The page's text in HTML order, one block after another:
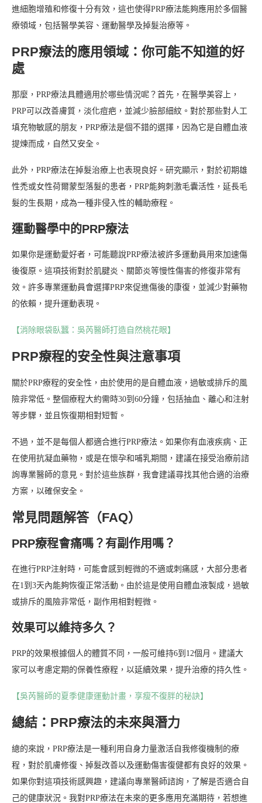
進細胞增殖和修復十分有效，這也使得PRP療法能夠應用於多個醫
療領域，包括醫學美容、運動醫學及掉髮治療等。
PRP療法的應用領域：你可能不知道的好
處
那麼，PRP療法具體適用於哪些情況呢？首先，在醫學美容上，
PRP可以改善膚質，淡化痘疤，並減少臉部細紋。對於那些對人工
填充物敏感的朋友，PRP療法是個不錯的選擇，因為它是自體血液
提煉而成，自然又安全。
此外，PRP療法在掉髮治療上也表現良好。研究顯示，對於初期雄
性禿或女性荷爾蒙型落髮的患者，PRP能夠刺激毛囊活性，延長毛
髮的生長期，成為一種非侵入性的輔助療程。
運動醫學中的PRP療法
如果你是運動愛好者，可能聽說PRP療法被許多運動員用來加速傷
後復原。這項技術對於肌腱炎、關節炎等慢性傷害的修復非常有
效。許多專業運動員會選擇PRP來促進傷後的康復，並減少對藥物
的依賴，提升運動表現。
【消除眼袋臥蠶：吳芮醫師打造自然桃花眼】
PRP療程的安全性與注意事項
關於PRP療程的安全性，由於使用的是自體血液，過敏或排斥的風
險非常低。整個療程大約需時30到60分鐘，包括抽血、離心和注射
等步驟，並且恢復期相對短暫。
不過，並不是每個人都適合進行PRP療法。如果你有血液疾病、正
在使用抗凝血藥物，或是在懷孕和哺乳期間，建議在接受治療前諮
詢專業醫師的意見。對於這些族群，我會建議尋找其他合適的治療
方案，以確保安全。
常見問題解答（FAQ）
PRP療程會痛嗎？有副作用嗎？
在進行PRP注射時，可能會感到輕微的不適或刺痛感，大部分患者
在1到3天內能夠恢復正常活動。由於這是使用自體血液製成，過敏
或排斥的風險非常低，副作用相對輕微。
效果可以維持多久？
PRP的效果根據個人的體質不同，一般可維持6到12個月。建議大
家可以考慮定期的保養性療程，以延續效果，提升治療的持久性。
【吳芮醫師的夏季健康運動計畫，享瘦不復胖的秘訣】
總結：PRP療法的未來與潛力
總的來說，PRP療法是一種利用自身力量激活自我修復機制的療
程，對於肌膚修復、掉髮改善以及運動傷害復健都有良好的效果。
如果你對這項技術感興趣，建議向專業醫師諮詢，了解是否適合自
己的健康狀況。我對PRP療法在未來的更多應用充滿期待，若想進